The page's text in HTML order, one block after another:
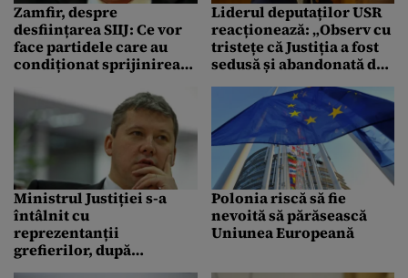
Zamfir, despre
desființarea SIIJ: Ce vor
face partidele care au
condiționat sprijinirea
menținerea SIIJ?
Liderul deputaților USR
reacționează: „Observ cu
tristețe că Justiția a fost
sedusă și abandonată de
Ministrul Justiției s-a
întâlnit cu
reprezentanții
grefierilor, după
Polonia riscă să fie
nevoită să părăsească
Uniunea Europeană